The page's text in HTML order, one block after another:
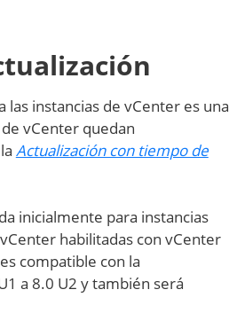
las instancias de vCenter es una
vCenter quedan
Actualización con tiempo de
inicialmente para instancias
habilitadas con vCenter
compatible con la
a 8.0 U2 y también será